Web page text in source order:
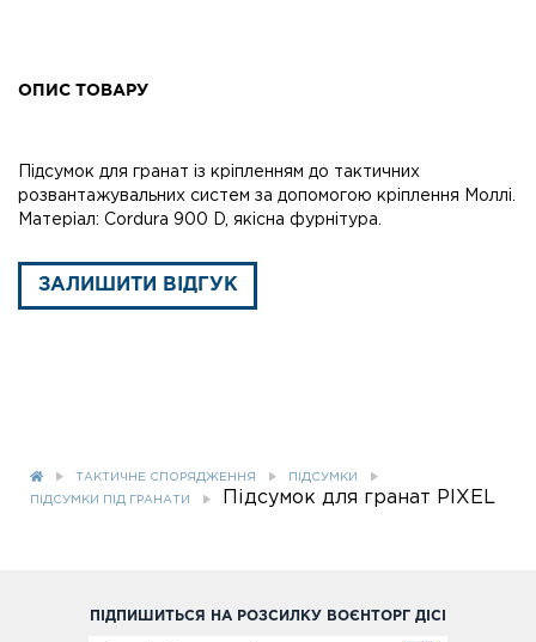
ОПИС ТОВАРУ
Підсумок для гранат із кріпленням до тактичних
розвантажувальних систем за допомогою кріплення Моллі.
Матеріал: Cordura 900 D, якісна фурнітура.
ЗАЛИШИТИ ВІДГУК
ТАКТИЧНЕ СПОРЯДЖЕННЯ ПІДСУМКИ
ПІДСУМКИ ПІД ГРАНАТИ Підсумок для гранат PIXEL
ПІДПИШИТЬСЯ НА РОЗСИЛКУ ВОЄНТОРГ ДІСІ